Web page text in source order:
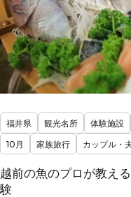
福井県 観光名所 体験施設
10月
家族旅行 カップル・
越前の魚のプロが教え
験